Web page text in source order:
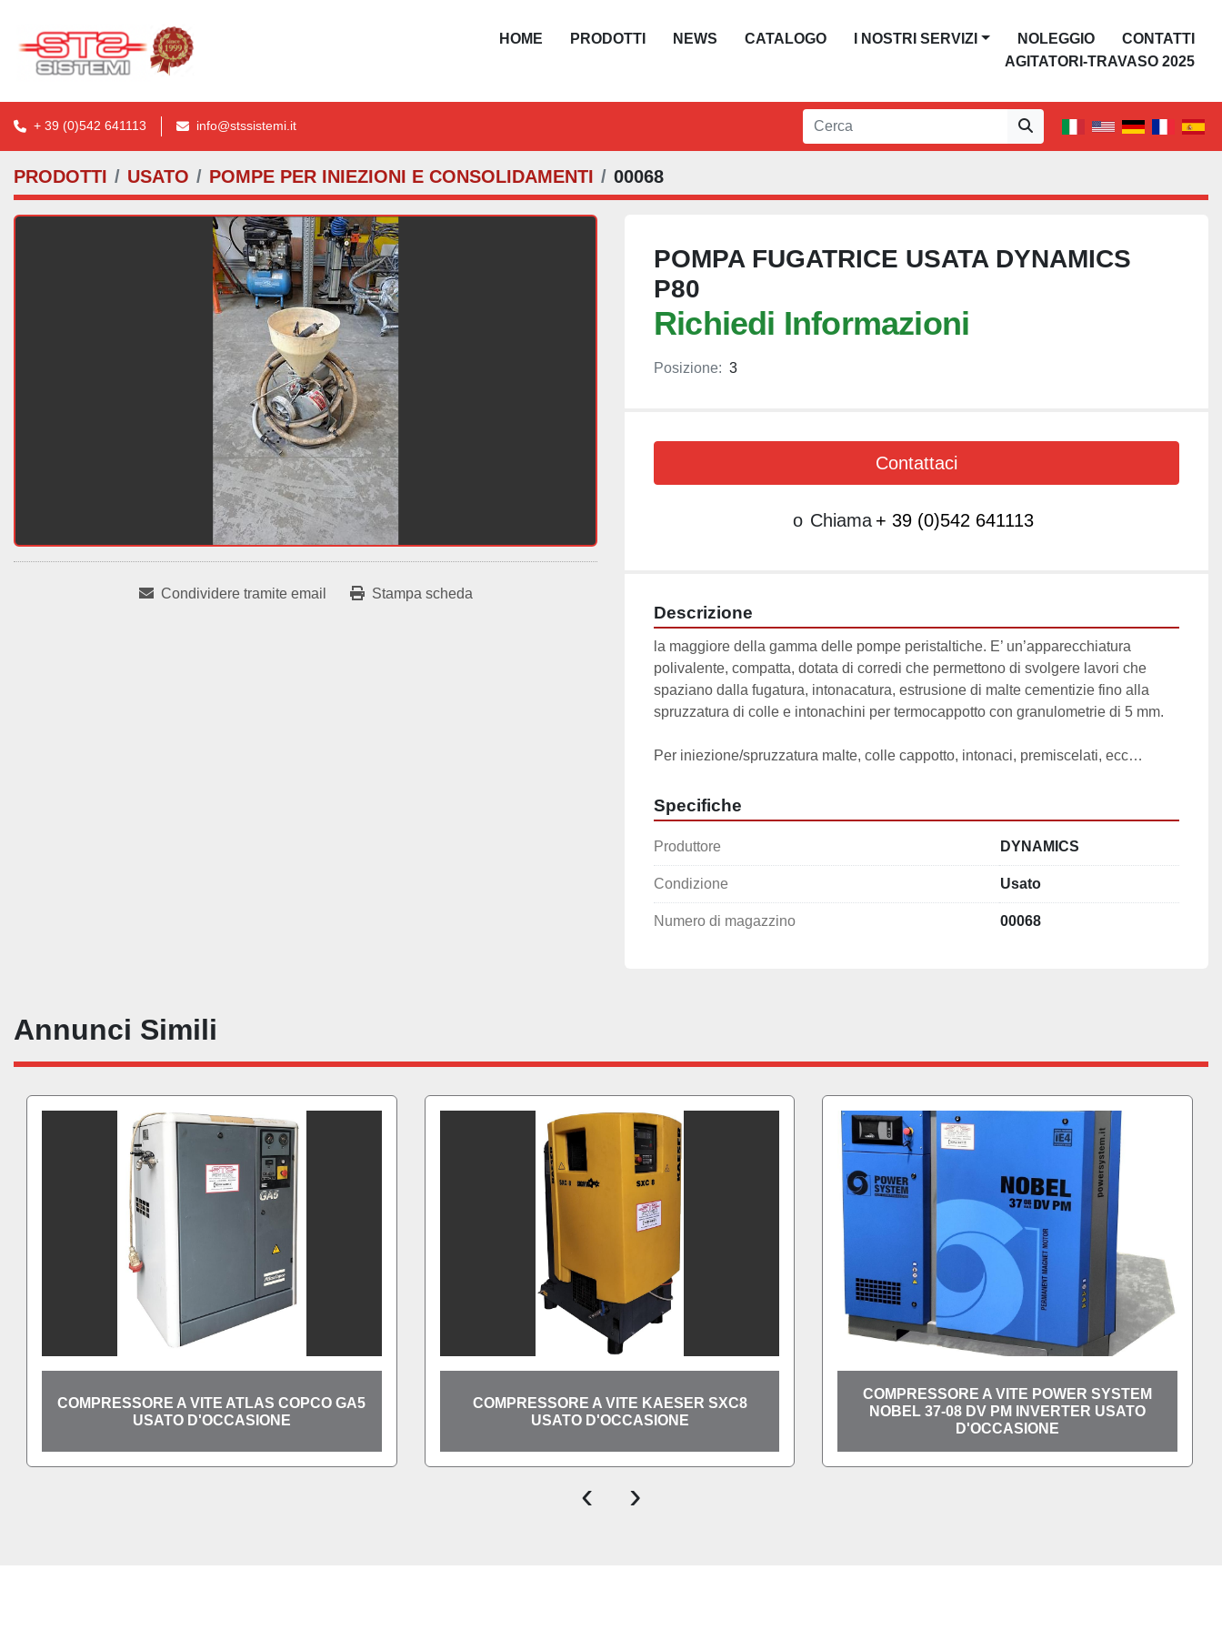
HOME PRODOTTI NEWS CATALOGO I NOSTRI SERVIZI NOLEGGIO
CONTATTI
AGITATORI-TRAVASO 2025
+ 39 (0)542 641113 info@stssistemi.it
PRODOTTI USATO POMPE PER INIEZIONI E CONSOLIDAMENTI 00068
Condividere tramite email Stampa scheda
POMPA FUGATRICE USATA DYNAMICS
P80
Richiedi Informazioni
Posizione: 3
Contattaci
o Chiama + 39 (0)542 641113
Descrizione
la maggiore della gamma delle pompe peristaltiche. E’ un’apparecchiatura
polivalente, compatta, dotata di corredi che permettono di svolgere lavori che
spaziano dalla fugatura, intonacatura, estrusione di malte cementizie fino alla
spruzzatura di colle e intonachini per termocappotto con granulometrie di 5 mm.
Per iniezione/spruzzatura malte, colle cappotto, intonaci, premiscelati, ecc…
Specifiche
Produttore DYNAMICS
Condizione Usato
Numero di magazzino 00068
Annunci Simili
VITE ATLAS COPCO GA5
COMPRESSORE A VITE KAESER SXC8
COMPRESSORE A VITE POWER SYSTEM
NOBEL 37-08 DV PM INVERTER USATO
POMPA AIRLESS
‹ ›